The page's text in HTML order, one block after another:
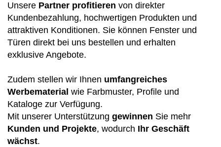
Fenster konfigurieren
Durchreichefenster
WEITERE BALKONTÜREN
Abschließbare Balkontüren
PAS-Türen
HEBESCHIEBETÜREN NACH MATERIAL
Hebeschiebetüren Aluminium
Hebeschiebetüren Kunststoff
Hebeschiebetüren Holz
WEITERE TÜREN
Brand- / Rauchschutztüren
Haustüren mit Seitenteil
Kellertüren
Modell-Haustüren
Nebeneinganstüren
Unterputzrollläden
Vorbauraffstoren
Krispol Sektionaltore
Sektionaltore mit Schlupftüre
Sektionaltor Farben und Dekore
Rolltore
Fensterbänke
Fensterbankanschlussprofile
Fenster Wiki
Anleitungen
Unsere Partner profitieren von direkter
Kundenbezahlung, hochwertigen Produkten und
attraktiven Konditionen. Sie können Fenster und
Türen direkt bei uns bestellen und erhalten
exklusive Angebote.
Zudem stellen wir Ihnen umfangreiches
Werbematerial wie Farbmuster, Profile und
Kataloge zur Verfügung.
Mit unserer Unterstützung gewinnen Sie mehr
Kunden und Projekte, wodurch Ihr Geschäft
wächst.